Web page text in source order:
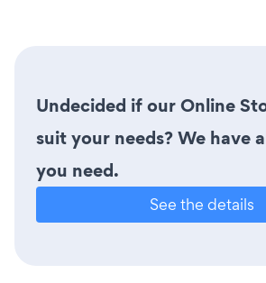
Undecided if our Online
suit your needs? We have
you need.
See the details